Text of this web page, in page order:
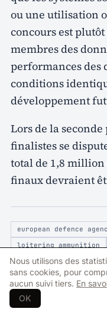
ou une utilisation
concours est
membres des
performances des
conditions
développement
Lors de la
finalistes se
total de 1,8 million
finaux devraient
european defence
loitering ammunition
uavision
spirit
santa margarida
eu
Nous utilisons des
sans cookies, pour
aucun suivi tiers. En
OK